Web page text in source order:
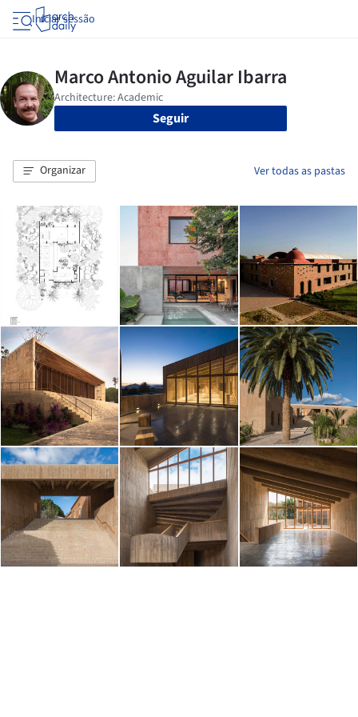
Iniciar sessão
Seguir
Organizar Ver todas as pastas